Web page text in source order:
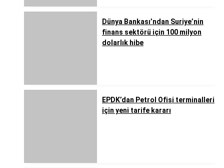
Dünya Bankası’ndan Suriye’nin
finans sektörü için 100 milyon
dolarlık hibe
EPDK’dan Petrol Ofisi terminalleri
için yeni tarife kararı